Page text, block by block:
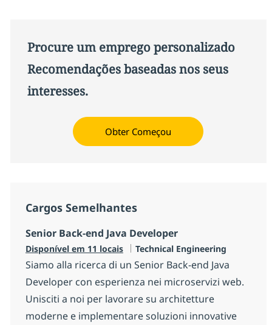
Procure um emprego personalizado
Recomendações baseadas nos seus
interesses.
Obter Começou
Cargos Semelhantes
Senior Back-end Java Developer
Disponível em 11 locais Categoria
Technical Engineering
Siamo alla ricerca di un Senior Back-end Java
Developer con esperienza nei microservizi web.
Unisciti a noi per lavorare su architetture
moderne e implementare soluzioni innovative